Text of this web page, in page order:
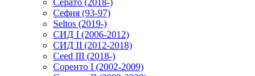
Серато (2018-)
Сефия (93-97)
Seltos (2019-)
СИД I (2006-2012)
СИД II (2012-2018)
Ceed III (2018-)
Соренто I (2002-2009)